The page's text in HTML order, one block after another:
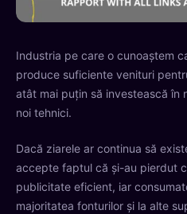
Industria pe care o cunoaștem
produce suficiente venituri
atât mai puțin să investească în
noi tehnici.
Dacă ziarele ar continua să
accepte faptul că și-au pierdut
publicitate eficient, iar
majoritatea fonturilor și la alte